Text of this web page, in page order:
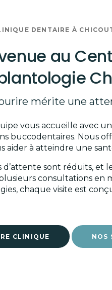
DENTAIRE À
au
mérite une
vous accueille avec
buccodentaires. Nous
aider à atteindre une
d’attente sont réduits, et
consultations en
chaque visite est
CLINIQUE NOS